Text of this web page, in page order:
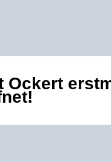
Ockert